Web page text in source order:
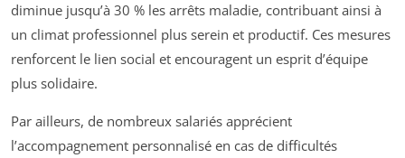
diminue jusqu’à 30 % les arrêts maladie, contribuant ainsi à
un climat professionnel plus serein et productif. Ces mesures
renforcent le lien social et encouragent un esprit d’équipe
plus solidaire.
Par ailleurs, de nombreux salariés apprécient
l’accompagnement personnalisé en cas de difficultés